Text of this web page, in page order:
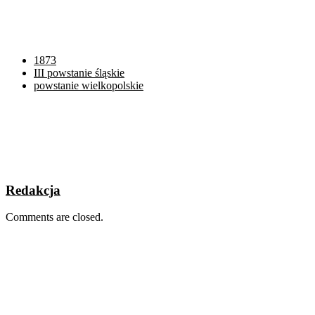
1873
III powstanie śląskie
powstanie wielkopolskie
Redakcja
Comments are closed.